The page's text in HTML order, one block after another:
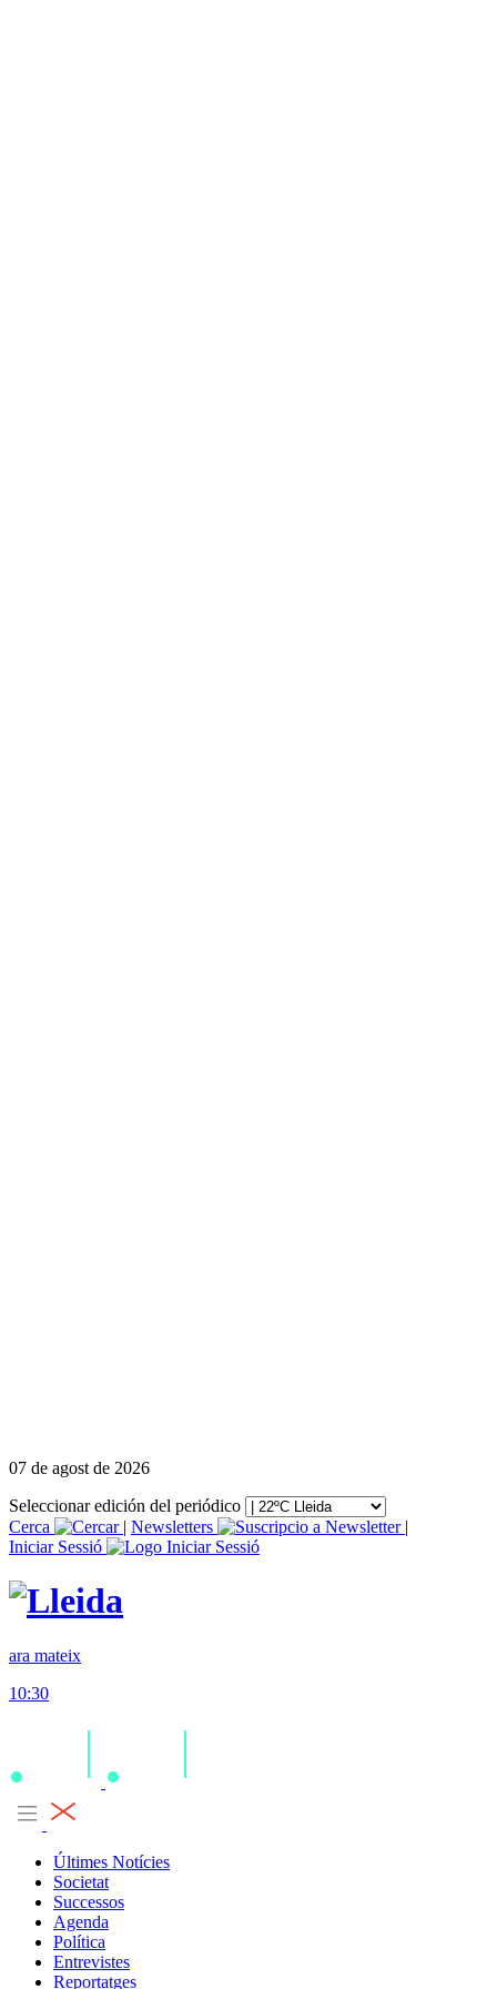
07 de agost de 2026
Seleccionar edición del periódico
Cerca
| Newsletters
|
Iniciar Sessió
ara mateix
10:30
Últimes Notícies
Societat
Successos
Agenda
Política
Entrevistes
Reportatges